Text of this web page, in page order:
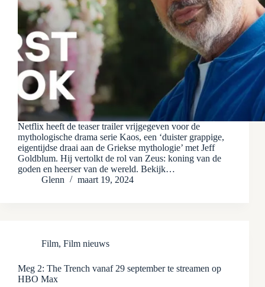
Netflix heeft de teaser trailer vrijgegeven voor de
mythologische drama serie Kaos, een ‘duister grappige,
eigentijdse draai aan de Griekse mythologie’ met Jeff
Goldblum. Hij vertolkt de rol van Zeus: koning van de
goden en heerser van de wereld. Bekijk…
Glenn
maart 19, 2024
Film, Film nieuws
Meg 2: The Trench vanaf 29 september te streamen op
HBO Max